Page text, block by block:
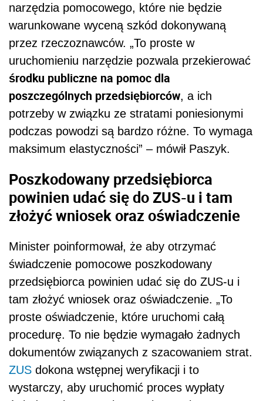
narzędzia pomocowego, które nie będzie
warunkowane wyceną szkód dokonywaną
przez rzeczoznawców. „To proste w
uruchomieniu narzędzie pozwala przekierować
środku publiczne na pomoc dla
poszczególnych przedsiębiorców, a ich
potrzeby w związku ze stratami poniesionymi
podczas powodzi są bardzo różne. To wymaga
maksimum elastyczności” – mówił Paszyk.
Poszkodowany przedsiębiorca
powinien udać się do ZUS-u i tam
złożyć wniosek oraz oświadczenie
Minister poinformował, że aby otrzymać
świadczenie pomocowe poszkodowany
przedsiębiorca powinien udać się do ZUS-u i
tam złożyć wniosek oraz oświadczenie. „To
proste oświadczenie, które uruchomi całą
procedurę. To nie będzie wymagało żadnych
dokumentów związanych z szacowaniem strat.
ZUS dokona wstępnej weryfikacji i to
wystarczy, aby uruchomić proces wypłaty